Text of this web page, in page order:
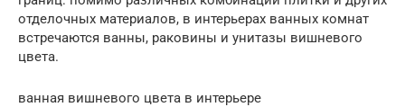
отделочных материалов, в интерьерах ванных комнат
встречаются ванны, раковины и унитазы вишневого
цвета.
ванная вишневого цвета в интерьере